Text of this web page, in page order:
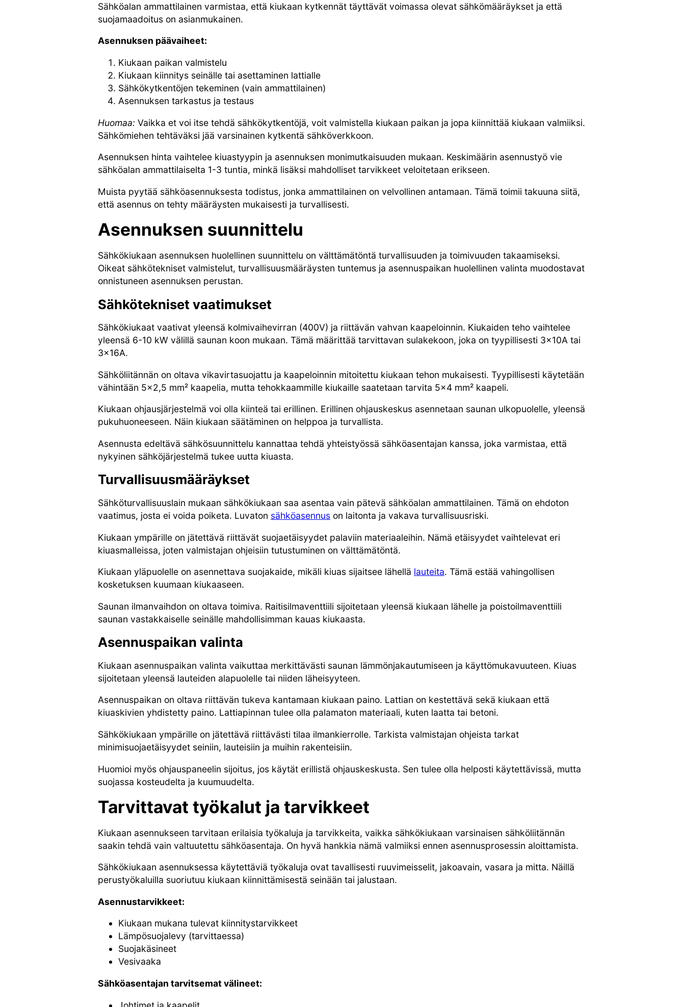
Sähköalan ammattilainen varmistaa, että kiukaan kytkennät täyttävät voimassa olevat sähkömääräykset ja että
suojamaadoitus on asianmukainen.
Asennuksen päävaiheet:
Kiukaan paikan valmistelu
Kiukaan kiinnitys seinälle tai asettaminen lattialle
Sähkökytkentöjen tekeminen (vain ammattilainen)
Asennuksen tarkastus ja testaus
Huomaa: Vaikka et voi itse tehdä sähkökytkentöjä, voit valmistella kiukaan paikan ja jopa kiinnittää kiukaan valmiiksi.
Sähkömiehen tehtäväksi jää varsinainen kytkentä sähköverkkoon.
Asennuksen hinta vaihtelee kiuastyypin ja asennuksen monimutkaisuuden mukaan. Keskimäärin asennustyö vie
sähköalan ammattilaiselta 1-3 tuntia, minkä lisäksi mahdolliset tarvikkeet veloitetaan erikseen.
Muista pyytää sähköasennuksesta todistus, jonka ammattilainen on velvollinen antamaan. Tämä toimii takuuna siitä,
että asennus on tehty määräysten mukaisesti ja turvallisesti.
Asennuksen suunnittelu
Sähkökiukaan asennuksen huolellinen suunnittelu on välttämätöntä turvallisuuden ja toimivuuden takaamiseksi.
Oikeat sähkötekniset valmistelut, turvallisuusmääräysten tuntemus ja asennuspaikan huolellinen valinta muodostavat
onnistuneen asennuksen perustan.
Sähkötekniset vaatimukset
Sähkökiukaat vaativat yleensä kolmivaihevirran (400V) ja riittävän vahvan kaapeloinnin. Kiukaiden teho vaihtelee
yleensä 6-10 kW välillä saunan koon mukaan. Tämä määrittää tarvittavan sulakekoon, joka on tyypillisesti 3x10A tai
3x16A.
Sähköliitännän on oltava vikavirtasuojattu ja kaapeloinnin mitoitettu kiukaan tehon mukaisesti. Tyypillisesti käytetään
vähintään 5×2,5 mm² kaapelia, mutta tehokkaammille kiukaille saatetaan tarvita 5×4 mm² kaapeli.
Kiukaan ohjausjärjestelmä voi olla kiinteä tai erillinen. Erillinen ohjauskeskus asennetaan saunan ulkopuolelle, yleensä
pukuhuoneeseen. Näin kiukaan säätäminen on helppoa ja turvallista.
Asennusta edeltävä sähkösuunnittelu kannattaa tehdä yhteistyössä sähköasentajan kanssa, joka varmistaa, että
nykyinen sähköjärjestelmä tukee uutta kiuasta.
Turvallisuusmääräykset
Sähköturvallisuuslain mukaan sähkökiukaan saa asentaa vain pätevä sähköalan ammattilainen. Tämä on ehdoton
vaatimus, josta ei voida poiketa. Luvaton sähköasennus on laitonta ja vakava turvallisuusriski.
Kiukaan ympärille on jätettävä riittävät suojaetäisyydet palaviin materiaaleihin. Nämä etäisyydet vaihtelevat eri
kiuasmalleissa, joten valmistajan ohjeisiin tutustuminen on välttämätöntä.
Kiukaan yläpuolelle on asennettava suojakaide, mikäli kiuas sijaitsee lähellä lauteita. Tämä estää vahingollisen
kosketuksen kuumaan kiukaaseen.
Saunan ilmanvaihdon on oltava toimiva. Raitisilmaventtiili sijoitetaan yleensä kiukaan lähelle ja poistoilmaventtiili
saunan vastakkaiselle seinälle mahdollisimman kauas kiukaasta.
Asennuspaikan valinta
Kiukaan asennuspaikan valinta vaikuttaa merkittävästi saunan lämmönjakautumiseen ja käyttömukavuuteen. Kiuas
sijoitetaan yleensä lauteiden alapuolelle tai niiden läheisyyteen.
Asennuspaikan on oltava riittävän tukeva kantamaan kiukaan paino. Lattian on kestettävä sekä kiukaan että
kiuaskivien yhdistetty paino. Lattiapinnan tulee olla palamaton materiaali, kuten laatta tai betoni.
Sähkökiukaan ympärille on jätettävä riittävästi tilaa ilmankierrolle. Tarkista valmistajan ohjeista tarkat
minimisuojaetäisyydet seiniin, lauteisiin ja muihin rakenteisiin.
Huomioi myös ohjauspaneelin sijoitus, jos käytät erillistä ohjauskeskusta. Sen tulee olla helposti käytettävissä, mutta
suojassa kosteudelta ja kuumuudelta.
Tarvittavat työkalut ja tarvikkeet
Kiukaan asennukseen tarvitaan erilaisia työkaluja ja tarvikkeita, vaikka sähkökiukaan varsinaisen sähköliitännän
saakin tehdä vain valtuutettu sähköasentaja. On hyvä hankkia nämä valmiiksi ennen asennusprosessin aloittamista.
Sähkökiukaan asennuksessa käytettäviä työkaluja ovat tavallisesti ruuvimeisselit, jakoavain, vasara ja mitta. Näillä
perustyökaluilla suoriutuu kiukaan kiinnittämisestä seinään tai jalustaan.
Asennustarvikkeet:
Kiukaan mukana tulevat kiinnitystarvikkeet
Lämpösuojalevy (tarvittaessa)
Suojakäsineet
Vesivaaka
Sähköasentajan tarvitsemat välineet: